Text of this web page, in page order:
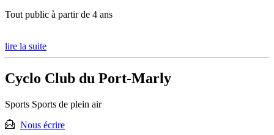
Tout public à partir de 4 ans
lire la suite
Cyclo Club du Port-Marly
Sports Sports de plein air
Nous écrire